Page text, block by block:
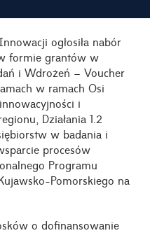
ogłosiła nabór
formie grantów w
i Wdrożeń – Voucher
w ramach Osi
i
Działania 1.2
w badania i
procesów
Programu
Pomorskiego na
o dofinansowanie